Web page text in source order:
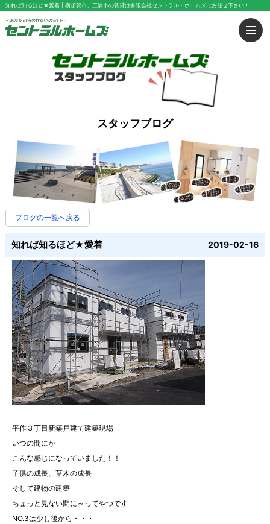
知れば知るほど★愛着 | 横須賀市、三浦市の賃貸は有限会社セントラル・ホームズにお任せ下さい！
スタッフブログ
ブログの一覧へ戻る
知れば知るほど★愛着 2019-02-16
平作３丁目新築戸建て建築現場
いつの間にか
こんな感じになっていました！！
子供の成長、草木の成長
そして建物の建築
ちょっと見ない間に～ってやつです
NO.3は少し後から・・・